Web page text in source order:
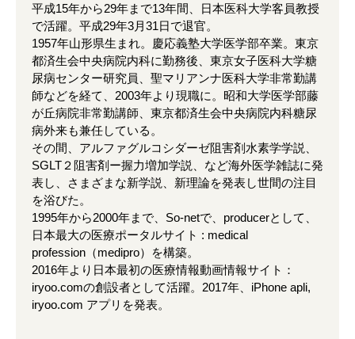
平成15年から29年まで13年間、日本医科大学客員教授
で活躍。平成29年3月31日で退官。
1957年山形県生まれ。慶応義塾大学医学部卒業。東京
都済生会中央病院内科に勤務後、東京女子医科大学糖
尿病センター研究員、聖マリアンナ医科大学非常勤講
師などを経て、2003年より現職に。昭和大学医学部藤
が丘病院非常勤講師、東京都済生会中央病院内科糖尿
病外来も兼任している。
その間、アルファグルコシダーゼ阻害剤水素学学説、
SGLT２阻害剤ー握力増加学説、など海外医学雑誌に発
表し、さまざまな新学説、新理論を発表し世間の注目
を浴びた。
1995年から2000年まで、So-netで、producerとして、
日本最大の医療ポータルサイト : medical
profession（medipro）を構築。
2016年より日本最初の医療情報動画情報サイト：
iryoo.comの創設者として活躍。2017年、iPhone apli,
iryoo.com アプリを発表。